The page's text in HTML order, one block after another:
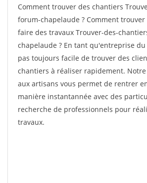
Comment trouver des chantiers
forum-chapelaude ? Comment
faire des travaux Trouver-des-
chapelaude ? En tant qu'entreprise
pas toujours facile de trouver des
chantiers à réaliser rapidement.
aux artisans vous permet de rentrer
manière instantannée avec des
recherche de professionnels pour
travaux.